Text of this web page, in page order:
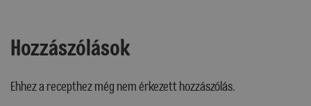
Hozzászólások
Ehhez a recepthez még nem érkezett hozzászólás.